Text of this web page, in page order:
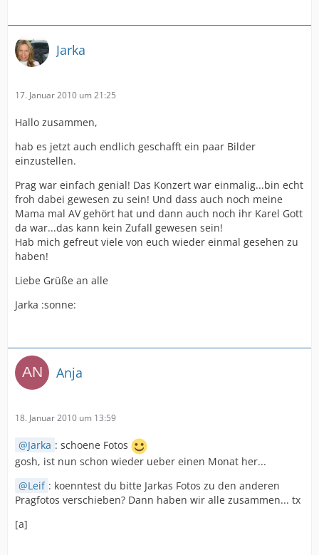
Jarka
17. Januar 2010 um 21:25
Hallo zusammen,
hab es jetzt auch endlich geschafft ein paar Bilder
einzustellen.
Prag war einfach genial! Das Konzert war einmalig...bin echt
froh dabei gewesen zu sein! Und dass auch noch meine
Mama mal AV gehört hat und dann auch noch ihr Karel Gott
da war...das kann kein Zufall gewesen sein!
Hab mich gefreut viele von euch wieder einmal gesehen zu
haben!
Liebe Grüße an alle
Jarka :sonne:
Anja
18. Januar 2010 um 13:59
Jarka : schoene Fotos
gosh, ist nun schon wieder ueber einen Monat her...
Leif : koenntest du bitte Jarkas Fotos zu den anderen
Pragfotos verschieben? Dann haben wir alle zusammen... tx
[a]